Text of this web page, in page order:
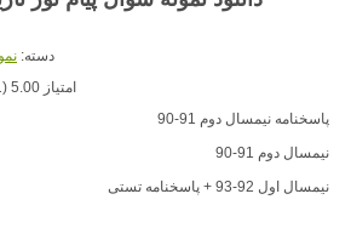
دسته:
امتیاز 5.00 (1 رای)
پاسخنامه نیمسال دوم 91-90
نیمسال دوم 91-90
نیمسال اول 92-93 + پاسخنامه تستی